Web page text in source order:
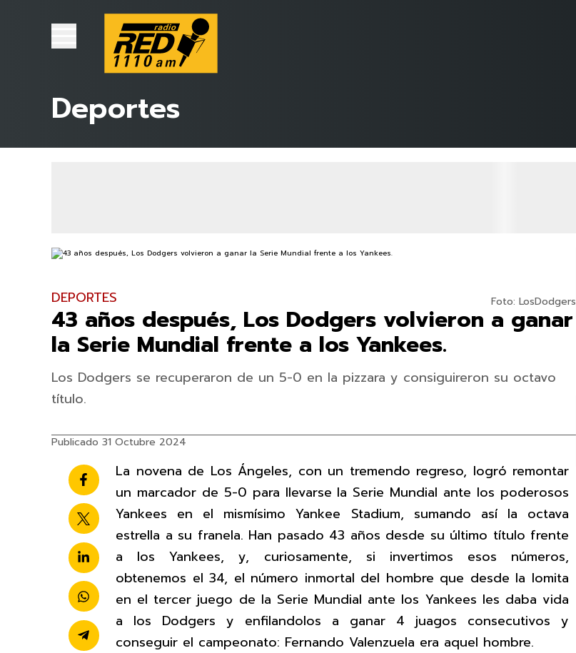
Deportes
Foto: LosDodgers
DEPORTES
43 años después, Los Dodgers volvieron a ganar
la Serie Mundial frente a los Yankees.
Los Dodgers se recuperaron de un 5-0 en la pizzara y consiguireron su octavo
título.
Publicado 31 Octubre 2024
La novena de Los Ángeles, con un tremendo regreso, logró remontar
un marcador de 5-0 para llevarse la Serie Mundial ante los poderosos
Yankees en el mismísimo Yankee Stadium, sumando así la octava
estrella a su franela. Han pasado 43 años desde su último título frente
a los Yankees, y, curiosamente, si invertimos esos números,
obtenemos el 34, el número inmortal del hombre que desde la lomita
en el tercer juego de la Serie Mundial ante los Yankees les daba vida
a los Dodgers y enfilandolos a ganar 4 juagos consecutivos y
conseguir el campeonato: Fernando Valenzuela era aquel hombre.